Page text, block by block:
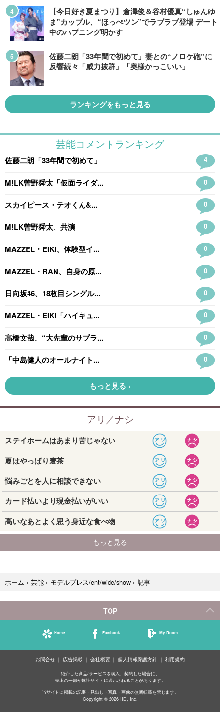
【今日好き夏まつり】倉澤俊＆谷村優真“しゅんゆ
ま”カップル、“ほっぺツン”でラブラブ登場 デート
中のハプニング明かす
佐藤二朗「33年間で初めて」妻との“ノロケ砲”に
反響続々「威力抜群」「奥様かっこいい」
ランキングをもっと見る
ホーム › 芸能 › モデルプレス/ent/wide/show › 記事
TOP
Home Facebook My Room
お問合せ 広告掲載 会社概要 個人情報保護方針 利用規約
紹介した商品/サービスを購入、契約した場合に、
売上の一部が弊社サイトに還元されることがあります。
当サイトに掲載の記事・見出し・写真・画像の無断転載を禁じます。
Copyright © 2026 IID, Inc.